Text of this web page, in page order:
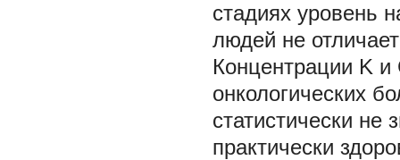
стадиях уровень
людей не
Концентрации K
онкологических
статистически
практически